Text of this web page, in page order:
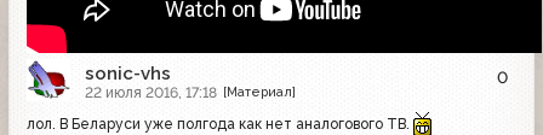
sonic-vhs
22 июля 2016, 17:18 [Материал]
0
лол. В Беларуси уже полгода как нет аналогового ТВ.